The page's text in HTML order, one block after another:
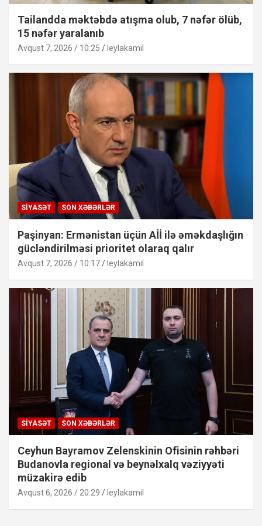
Tailandda məktəbdə atışma olub, 7 nəfər ölüb,
15 nəfər yaralanıb
Avqust 7, 2026 / 10:25 leylakamil
SIYASƏT SON XƏBƏRLƏR
Paşinyan: Ermənistan üçün Aİİ ilə əməkdaşlığın
gücləndirilməsi prioritet olaraq qalır
Avqust 7, 2026 / 10:17 leylakamil
SIYASƏT SON XƏBƏRLƏR
Ceyhun Bayramov Zelenskinin Ofisinin rəhbəri
Budanovla regional və beynəlxalq vəziyyəti
müzakirə edib
Avqust 6, 2026 / 20:29 leylakamil